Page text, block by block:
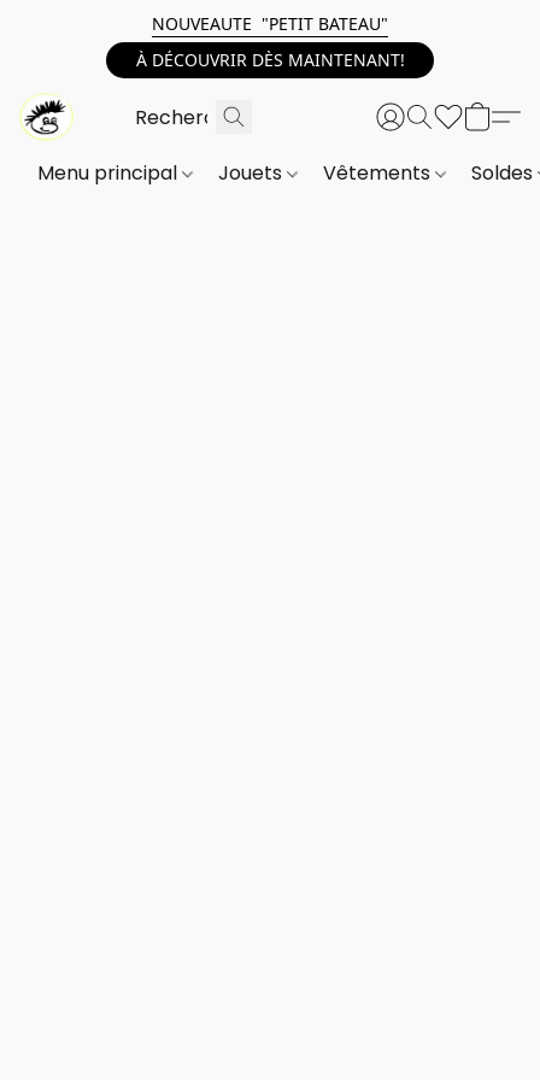
NOUVEAUTE "PETIT BATEAU"
À DÉCOUVRIR DÈS MAINTENANT!
Menu principal Jouets Vêtements Soldes